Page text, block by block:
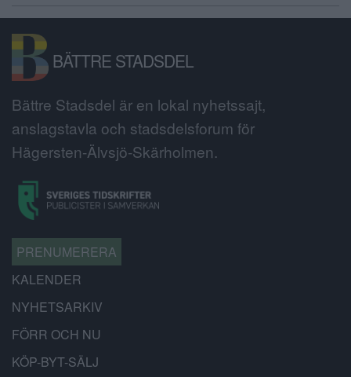
BÄTTRE STADSDEL
Bättre Stadsdel är en lokal nyhetssajt,
anslagstavla och stadsdelsforum för
Hägersten-Älvsjö-Skärholmen.
PRENUMERERA
KALENDER
NYHETSARKIV
FÖRR OCH NU
KÖP-BYT-SÄLJ